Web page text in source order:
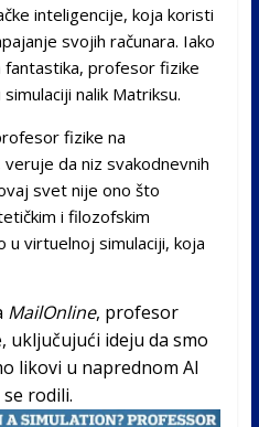
inteligencije, koja koristi
svojih računara. Iako
fantastika, profesor fizike
nalik Matriksu.
fizike na
da niz svakodnevnih
svet nije ono što
i filozofskim
u virtuelnoj simulaciji, koja
MailOnline, profesor
ideju da smo
likovi u naprednom AI
rodili.